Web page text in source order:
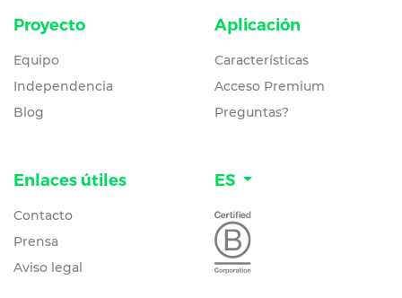
Proyecto
Equipo
Independencia
Blog
Aplicación
Características
Acceso Premium
Preguntas?
Enlaces útiles
Contacto
Prensa
Aviso legal
ES